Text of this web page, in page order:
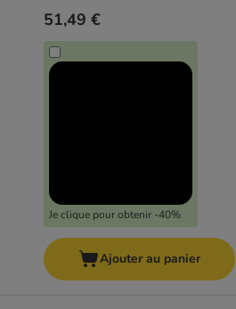
51,49 €
Je clique pour obtenir -40%
Ajouter au panier